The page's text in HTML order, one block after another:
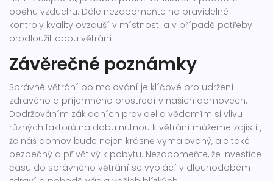
oběhu vzduchu. Dále nezapomeňte na pravidelné
kontroly kvality ovzduší v místnosti a v případě potřeby
prodloužit dobu větrání.
Závěrečné poznámky
Správné větrání po malování je klíčové pro udržení
zdravého a příjemného prostředí v našich domovech.
Dodržováním základních pravidel a vědomím si vlivu
různých faktorů na dobu nutnou k větrání můžeme zajistit,
že náš domov bude nejen krásně vymalovaný, ale také
bezpečný a přívětivý k pobytu. Nezapomeňte, že investice
času do správného větrání se vyplácí v dlouhodobém